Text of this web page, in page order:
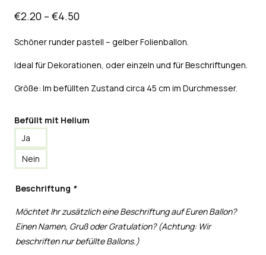
€2.20 – €4.50
Schöner runder pastell – gelber Folienballon.
Ideal für Dekorationen, oder einzeln und für Beschriftungen.
Größe: Im befüllten Zustand circa 45 cm im Durchmesser.
Befüllt mit Helium
Ja
Nein
Beschriftung *
Möchtet Ihr zusätzlich eine Beschriftung auf Euren Ballon?
Einen Namen, Gruß oder Gratulation? (Achtung: Wir
beschriften nur befüllte Ballons.)